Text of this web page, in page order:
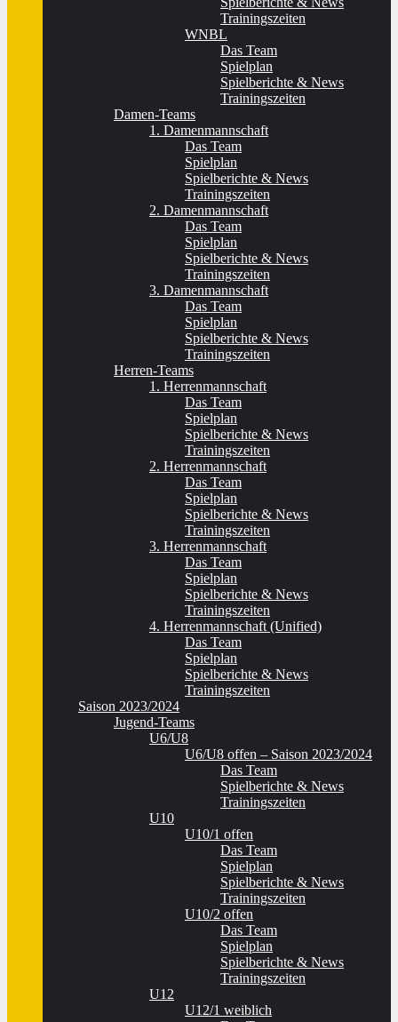
Trainingszeiten
WNBL
Das Team
Spielplan
Spielberichte & News
Trainingszeiten
Damen-Teams
1. Damenmannschaft
Das Team
Spielplan
Spielberichte & News
Trainingszeiten
2. Damenmannschaft
Das Team
Spielplan
Spielberichte & News
Trainingszeiten
3. Damenmannschaft
Das Team
Spielplan
Spielberichte & News
Trainingszeiten
Herren-Teams
1. Herrenmannschaft
Das Team
Spielplan
Spielberichte & News
Trainingszeiten
2. Herrenmannschaft
Das Team
Spielplan
Spielberichte & News
Trainingszeiten
3. Herrenmannschaft
Das Team
Spielplan
Spielberichte & News
Trainingszeiten
4. Herrenmannschaft (Unified)
Das Team
Spielplan
Spielberichte & News
Trainingszeiten
Saison 2023/2024
Jugend-Teams
U6/U8
U6/U8 offen – Saison 2023/2024
Das Team
Spielberichte & News
Trainingszeiten
U10
U10/1 offen
Das Team
Spielplan
Spielberichte & News
Trainingszeiten
U10/2 offen
Das Team
Spielplan
Spielberichte & News
Trainingszeiten
U12
U12/1 weiblich